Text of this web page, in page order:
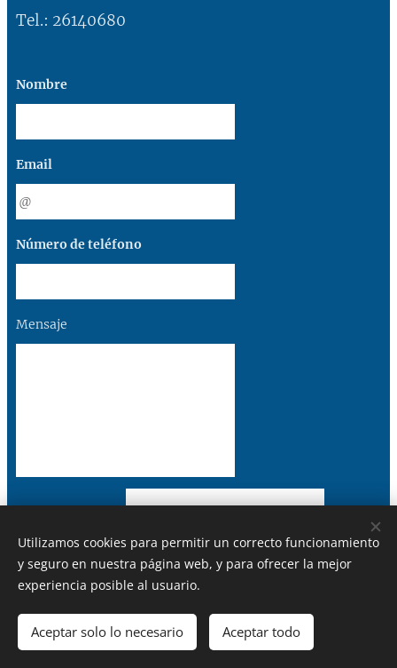
Tel.: 26140680
Nombre
Email
Número de teléfono
Mensaje
Utilizamos cookies para permitir un correcto funcionamiento
y seguro en nuestra página web, y para ofrecer la mejor
experiencia posible al usuario.
Aceptar solo lo necesario Aceptar todo